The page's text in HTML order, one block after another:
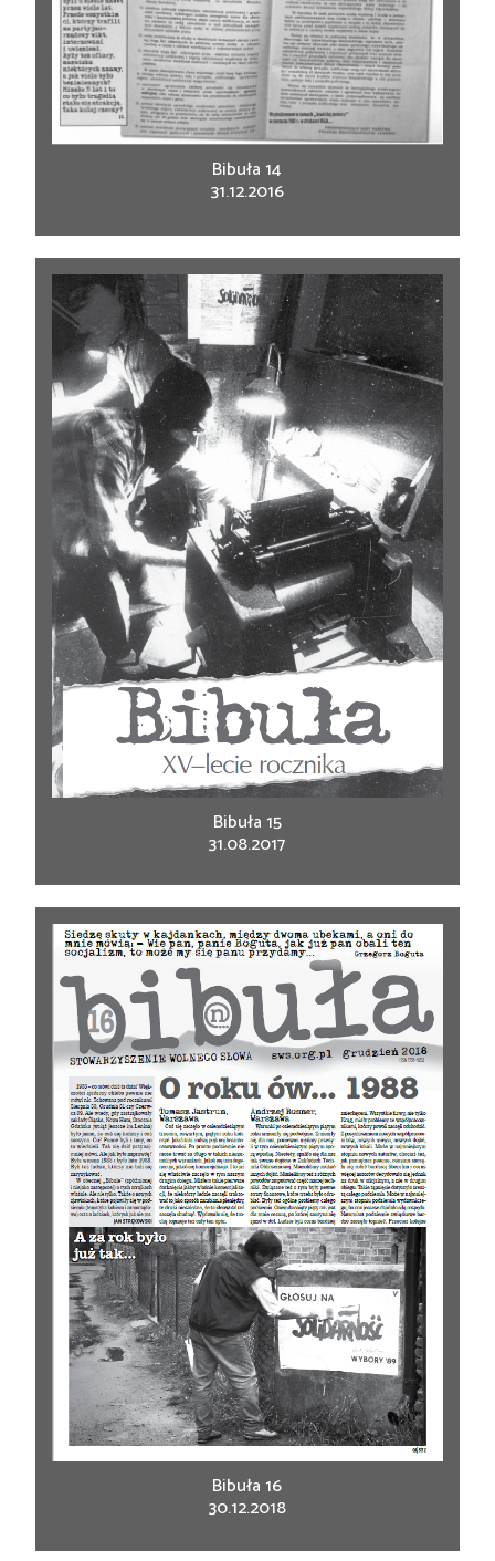
Bibuła 14
31.12.2016
Bibuła 15
31.08.2017
Bibuła 16
30.12.2018